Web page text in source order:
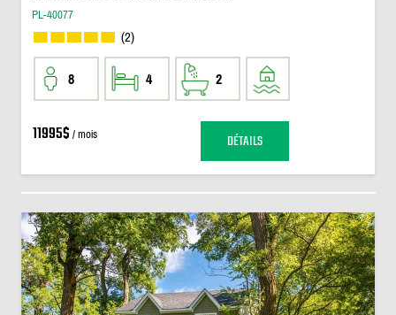
PL-40077
(2)
8 4 2
11995$ / mois DÉTAILS